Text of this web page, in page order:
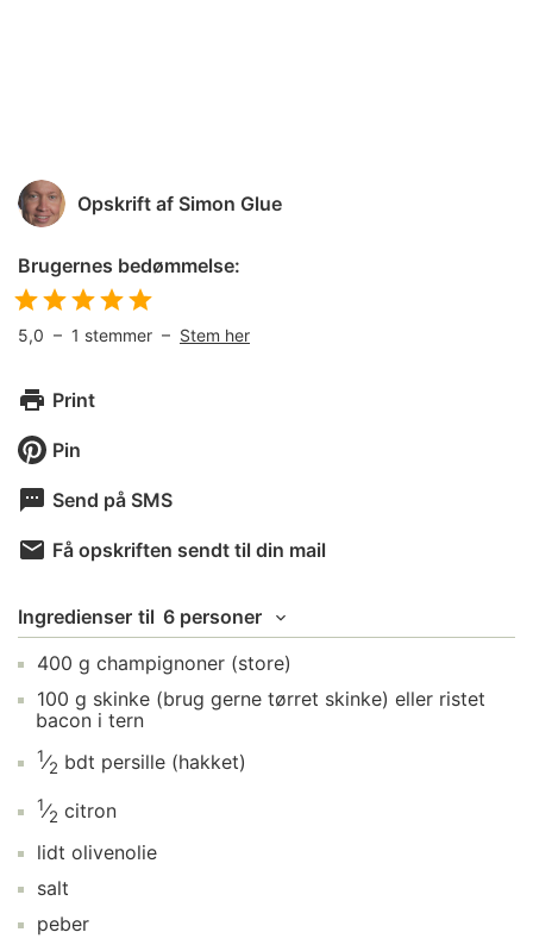
Opskrift af Simon Glue
Brugernes bedømmelse:
5,0 – 1 stemmer – Stem her
Print
Pin
Send på SMS
Få opskriften sendt til din mail
Ingredienser til 6 personer
400 g champignoner (store)
100 g skinke (brug gerne tørret skinke) eller ristet
bacon i tern
1⁄2 bdt persille (hakket)
1⁄2 citron
lidt olivenolie
salt
peber